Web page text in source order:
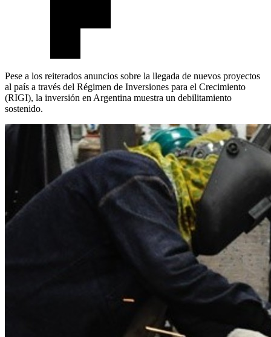
Pese a los reiterados anuncios sobre la llegada de nuevos proyectos
al país a través del Régimen de Inversiones para el Crecimiento
(RIGI), la inversión en Argentina muestra un debilitamiento
sostenido.